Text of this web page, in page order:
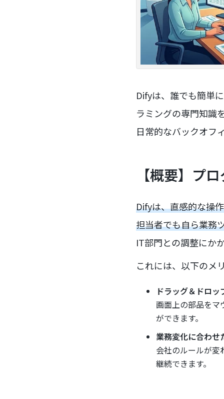
Difyは、誰でも簡単
ラミングの専門知識
日常的なバックオフ
【概要】プ
Difyは、直感的な操
担当者でも自ら業務
IT部門との調整にか
これには、以下のメ
ドラッグ＆ドロ
画面上の部品をマ
ができます。
業務変化に合わせ
会社のルールが変
継続できます。